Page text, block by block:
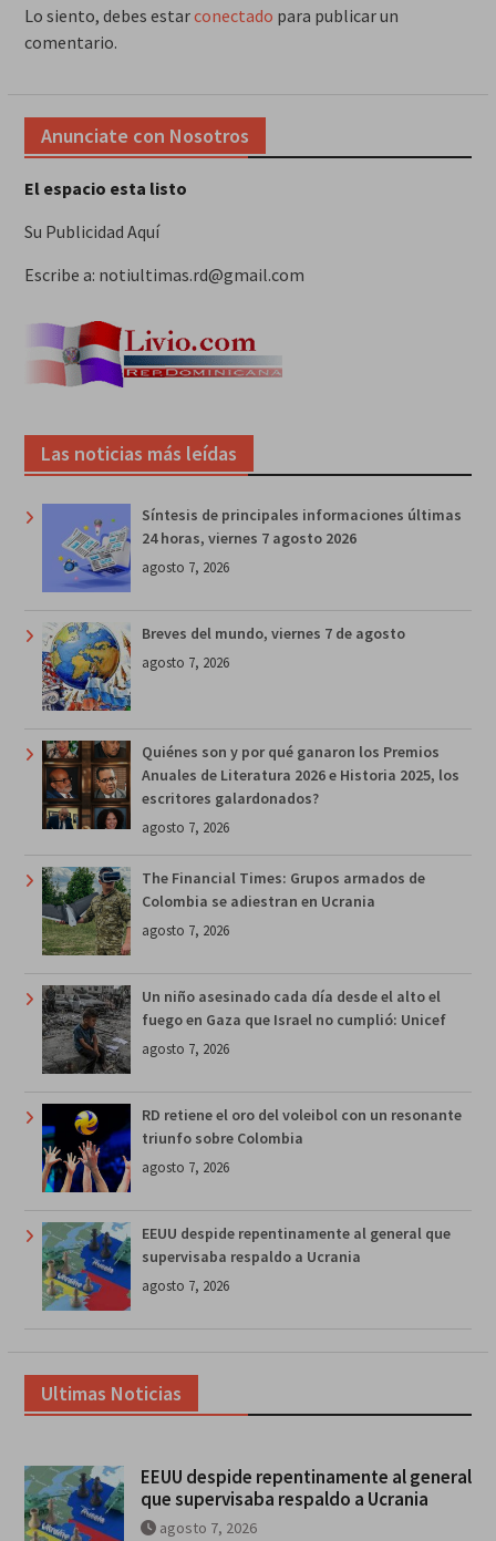
Lo siento, debes estarconectado para publicar un
comentario.
Anunciate con Nosotros
El espacio esta listo
Su Publicidad Aquí
Escribe a: notiultimas.rd@gmail.com
Las noticias más leídas
Síntesis de principales informaciones últimas
24 horas, viernes 7 agosto 2026
agosto 7, 2026
Breves del mundo, viernes 7 de agosto
agosto 7, 2026
Quiénes son y por qué ganaron los Premios
Anuales de Literatura 2026 e Historia 2025, los
escritores galardonados?
agosto 7, 2026
The Financial Times: Grupos armados de
Colombia se adiestran en Ucrania
agosto 7, 2026
Un niño asesinado cada día desde el alto el
fuego en Gaza que Israel no cumplió: Unicef
agosto 7, 2026
RD retiene el oro del voleibol con un resonante
triunfo sobre Colombia
agosto 7, 2026
EEUU despide repentinamente al general que
supervisaba respaldo a Ucrania
agosto 7, 2026
Ultimas Noticias
EEUU despide repentinamente al general
que supervisaba respaldo a Ucrania
agosto 7, 2026